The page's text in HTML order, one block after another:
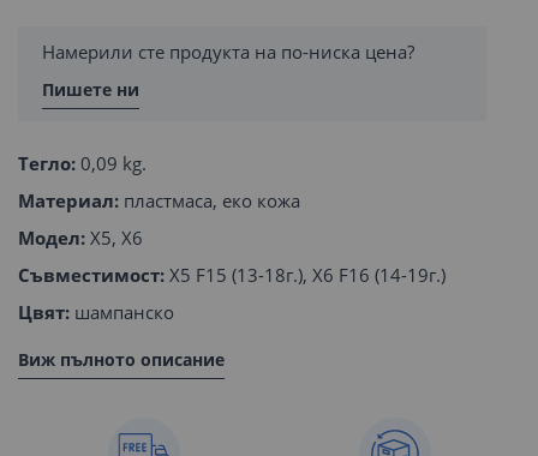
Намерили сте продукта на по-ниска цена?
Пишете ни
Тегло: 0,09 kg.
Материал: пластмаса, еко кожа
Модел: X5, X6
Съвместимост: X5 F15 (13-18г.), X6 F16 (14-19г.)
Цвят: шампанско
Виж пълното описание